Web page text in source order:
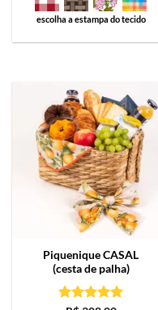
escolha a estampa do tecido
PiqueniqueCASAL
(cesta de palha)